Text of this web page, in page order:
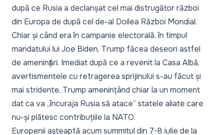
după ce Rusia a declanșat cel mai distrugător război
din Europa de după cel de-al Doilea Război Mondial.
Chiar și când era în campanie electorală, în timpul
mandatului lui Joe Biden, Trump făcea deseori astfel
de amenințări. Imediat după ce a revenit la Casa Albă,
avertismentele cu retragerea sprijinului s-au făcut și
mai stridente, Trump amenințând chiar la un moment
dat ca va „încuraja Rusia să atace” statele aliate care
nu-și plătesc contribuțiile la NATO.
Europenii așteaptă acum summitul din 7-8 iulie de la